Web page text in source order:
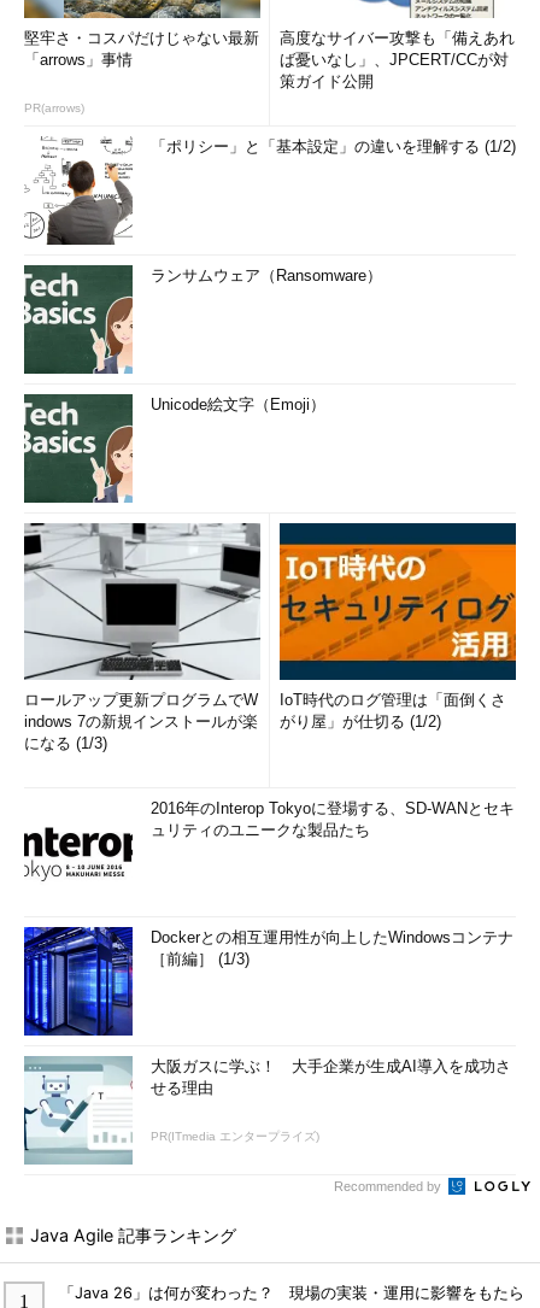
堅牢さ・コスパだけじゃない最新
「arrows」事情
PR(arrows)
高度なサイバー攻撃も「備えあれ
ば憂いなし」、JPCERT/CCが対
策ガイド公開
「ポリシー」と「基本設定」の違いを理解する (1/2)
ランサムウェア（Ransomware）
Unicode絵文字（Emoji）
ロールアップ更新プログラムでW
indows 7の新規インストールが楽
になる (1/3)
IoT時代のログ管理は「面倒くさ
がり屋」が仕切る (1/2)
2016年のInterop Tokyoに登場する、SD-WANとセキ
ュリティのユニークな製品たち
Dockerとの相互運用性が向上したWindowsコンテナ
［前編］ (1/3)
大阪ガスに学ぶ！ 大手企業が生成AI導入を成功さ
せる理由
PR(ITmedia エンタープライズ)
Recommended by
Java Agile 記事ランキング
「Java 26」は何が変わった？ 現場の実装・運用に影響をもたら